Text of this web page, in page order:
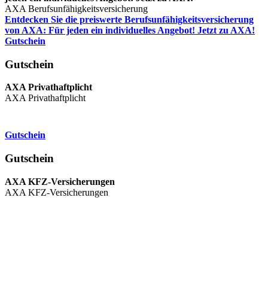
AXA Berufsunfähigkeitsversicherung
Entdecken Sie die preiswerte Berufsunfähigkeitsversicherung
von AXA: Für jeden ein individuelles Angebot! Jetzt zu AXA!
Gutschein
Gutschein
AXA Privathaftplicht
AXA Privathaftplicht
Gutschein
Gutschein
AXA KFZ-Versicherungen
AXA KFZ-Versicherungen